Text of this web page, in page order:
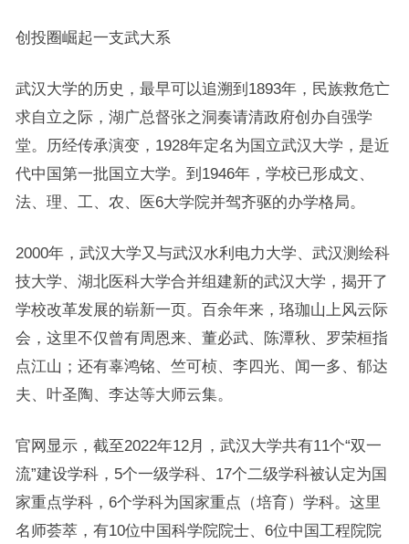
创投圈崛起一支武大系
武汉大学的历史，最早可以追溯到1893年，民族救危亡
求自立之际，湖广总督张之洞奏请清政府创办自强学
堂。历经传承演变，1928年定名为国立武汉大学，是近
代中国第一批国立大学。到1946年，学校已形成文、
法、理、工、农、医6大学院并驾齐驱的办学格局。
2000年，武汉大学又与武汉水利电力大学、武汉测绘科
技大学、湖北医科大学合并组建新的武汉大学，揭开了
学校改革发展的崭新一页。百余年来，珞珈山上风云际
会，这里不仅曾有周恩来、董必武、陈潭秋、罗荣桓指
点江山；还有辜鸿铭、竺可桢、李四光、闻一多、郁达
夫、叶圣陶、李达等大师云集。
官网显示，截至2022年12月，武汉大学共有11个“双一
流”建设学科，5个一级学科、17个二级学科被认定为国
家重点学科，6个学科为国家重点（培育）学科。这里
名师荟萃，有10位中国科学院院士、6位中国工程院院